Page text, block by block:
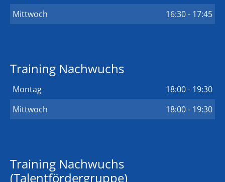
Mittwoch
16:30 - 17:45
Training Nachwuchs
Montag
18:00 - 19:30
Mittwoch
18:00 - 19:30
Training Nachwuchs
(Talentfördergruppe)